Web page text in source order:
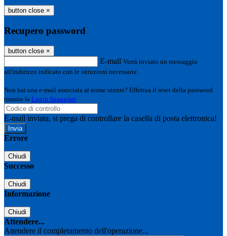
button close ×
Recupero password
button close ×
E-mail Verrà inviato un messaggio
all'indirizzo indicato con le istruzioni necessarie.
Non hai una e-mail associata al nome utente? Effettua il reset della password
tramite la Login Spaggiari
E-mail inviata, si prega di controllare la casella di posta elettronica!
Errore
Chiudi
Successo
Chiudi
Informazione
Chiudi
Attendere...
Attendere il completamento dell'operazione...